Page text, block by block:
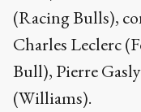
(Racing Bulls),
Charles Leclerc
Bull), Pierre
(Williams).